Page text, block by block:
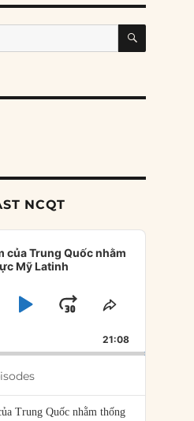
SEARCH
NCQT
của Trung Quốc nhằm
Mỹ Latinh
PLAYJUMP
FORWARD
SHARE
EPISODE
21:08
Trung Quốc nhằm thống